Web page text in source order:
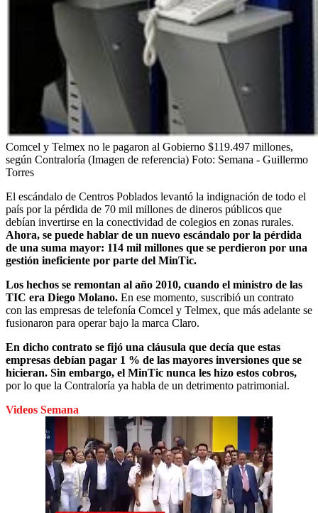
Comcel y Telmex no le pagaron al Gobierno $119.497 millones,
según Contraloría (Imagen de referencia) Foto: Semana - Guillermo
Torres
El escándalo de Centros Poblados levantó la indignación de todo el
país por la pérdida de 70 mil millones de dineros públicos que
debían invertirse en la conectividad de colegios en zonas rurales.
Ahora, se puede hablar de un nuevo escándalo por la pérdida
de una suma mayor: 114 mil millones que se perdieron por una
gestión ineficiente por parte del MinTic.
Los hechos se remontan al año 2010, cuando el ministro de las
TIC era Diego Molano. En ese momento, suscribió un contrato
con las empresas de telefonía Comcel y Telmex, que más adelante se
fusionaron para operar bajo la marca Claro.
En dicho contrato se fijó una cláusula que decía que estas
empresas debían pagar 1 % de las mayores inversiones que se
hicieran. Sin embargo, el MinTic nunca les hizo estos cobros,
por lo que la Contraloría ya habla de un detrimento patrimonial.
Videos Semana